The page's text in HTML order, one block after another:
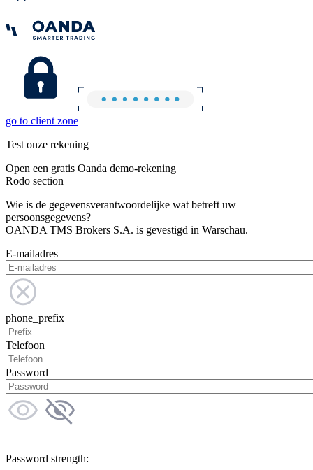
go to client zone
Test onze rekening
Open een gratis Oanda demo-rekening
Rodo section
Wie is de gegevensverantwoordelijke wat betreft uw
persoonsgegevens?
OANDA TMS Brokers S.A. is gevestigd in Warschau.
E-mailadres
phone_prefix
Telefoon
Password
Password strength: